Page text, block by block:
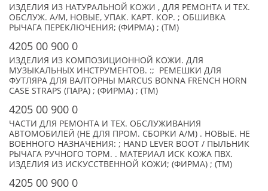
ИЗДЕЛИЯ ИЗ НАТУРАЛЬНОЙ КОЖИ , ДЛЯ РЕМОНТА И ТЕХ.
ОБСЛУЖ. А/М, НОВЫЕ, УПАК. КАРТ. КОР. ; ОБШИВКА
РЫЧАГА ПЕРЕКЛЮЧЕНИЯ; (ФИРМА) ; (TM)
4205 00 900 0
ИЗДЕЛИЯ ИЗ КОМПОЗИЦИОННОЙ КОЖИ. ДЛЯ
МУЗЫКАЛЬНЫХ ИНСТРУМЕНТОВ. :; РЕМЕШКИ ДЛЯ
ФУТЛЯРА ДЛЯ ВАЛТОРНЫ MARCUS BONNA FRENCH HORN
CASE STRAPS (ПАРА) ; (ФИРМА) ; (TM)
4205 00 900 0
ЧАСТИ ДЛЯ РЕМОНТА И ТЕХ. ОБСЛУЖИВАНИЯ
АВТОМОБИЛЕЙ (НЕ ДЛЯ ПРОМ. СБОРКИ А/М) . НОВЫЕ. НЕ
ВОЕННОГО НАЗНАЧЕНИЯ: ; HAND LEVER BOOT / ПЫЛЬНИК
РЫЧАГА РУЧНОГО ТОРМ. . МАТЕРИАЛ ИСК КОЖА ПВХ.
ИЗДЕЛИЯ ИЗ ИСКУССТВЕННОЙ КОЖИ; (ФИРМА) ; (TM)
4205 00 900 0